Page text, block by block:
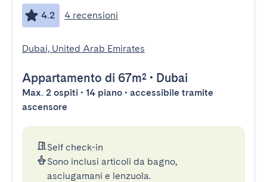
4.2 4 recensioni
Dubai, United Arab Emirates
Appartamento di 67m² • Dubai
Max. 2 ospiti • 14 piano • accessibile tramite
ascensore
Self check-in
Sono inclusi articoli da bagno,
asciugamani e lenzuola.